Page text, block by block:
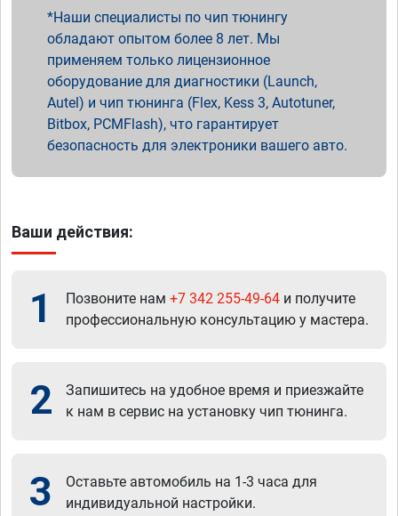
Наши специалисты по чип тюнингу
обладают опытом более 8 лет. Мы
применяем только лицензионное
оборудование для диагностики (Launch,
Autel) и чип тюнинга (Flex, Kess 3, Autotuner,
Bitbox, PCMFlash), что гарантирует
безопасность для электроники вашего авто.
Ваши действия:
1 Позвоните нам +7 342 255-49-64 и получите
профессиональную консультацию у мастера.
2
Запишитесь на удобное время и приезжайте
к нам в сервис на установку чип тюнинга.
3
Оставьте автомобиль на 1-3 часа для
индивидуальной настройки.